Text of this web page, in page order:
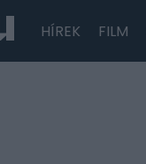
HÍREK FILM